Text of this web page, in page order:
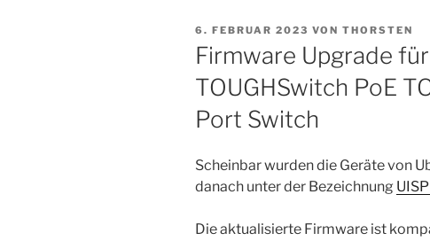
VERÖFFENTLICHT
AM
6. FEBRUAR 2023 VON THORSTEN
Firmware Upgrade
TOUGHSwitch PoE
Port Switch
Scheinbar wurden die Geräte von
danach unter der Bezeichnung
Die aktualisierte Firmware ist